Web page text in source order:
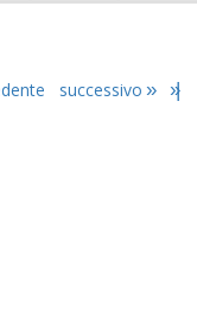
successivo » »|